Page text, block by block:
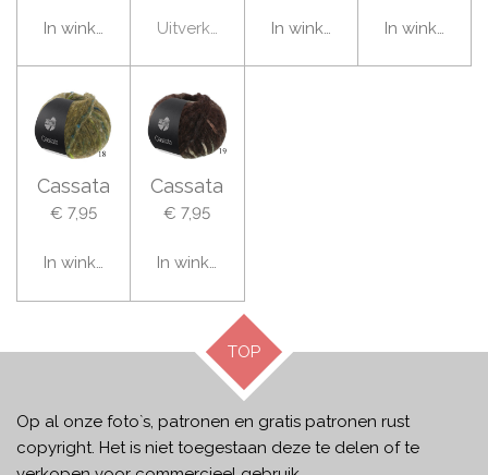
In winkelwagenUitverkocht In winkelwagenIn
Cassata
€ 7,95
In winkelwagen
Cassata
€ 7,95
In winkelwagen
TOP
Op al onze foto`s, patronen en gratis patronen rust
copyright. Het is niet toegestaan deze te delen of te